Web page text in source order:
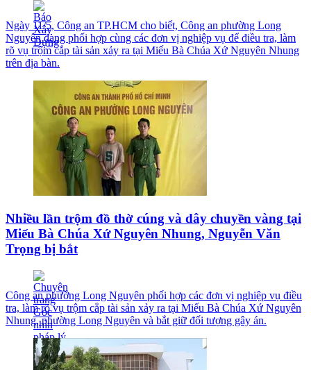
Ngày 11/5, Công an TP.HCM cho biết, Công an phường Long
Nguyên đang phối hợp cùng các đơn vị nghiệp vụ để điều tra, làm
rõ vụ trộm cắp tài sản xảy ra tại Miếu Bà Chúa Xứ Nguyên Nhung
trên địa bàn.
Nhiều lần trộm đồ thờ cúng và dây chuyền vàng tại
Miếu Bà Chúa Xứ Nguyên Nhung, Nguyễn Văn
Trọng bị bắt
Công an phường Long Nguyên phối hợp các đơn vị nghiệp vụ điều
tra, làm rõ vụ trộm cắp tài sản xảy ra tại Miếu Bà Chúa Xứ Nguyên
Nhung, phường Long Nguyên và bắt giữ đối tượng gây án.